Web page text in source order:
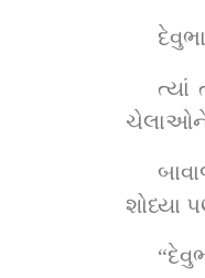
ત્યાં
ચેલાઓને
શોધ્યા